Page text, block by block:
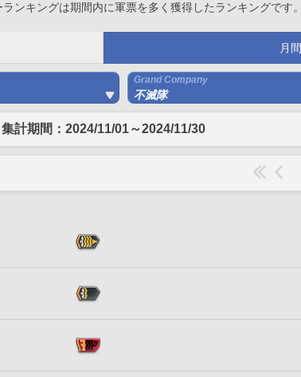
ンキングは期間内に軍票を多く獲得したランキングです。
月間
Grand Company
不滅隊
集計期間：2024/11/01～2024/11/30